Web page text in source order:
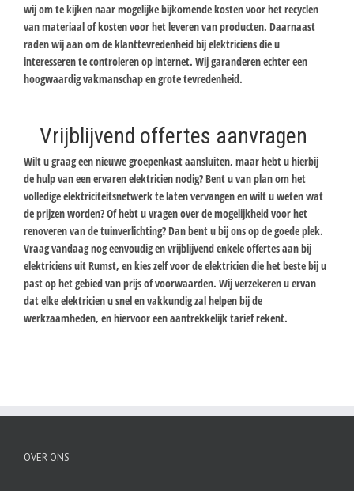
wij om te kijken naar mogelijke bijkomende kosten voor het recyclen
van materiaal of kosten voor het leveren van producten. Daarnaast
raden wij aan om de klanttevredenheid bij elektriciens die u
interesseren te controleren op internet. Wij garanderen echter een
hoogwaardig vakmanschap en grote tevredenheid.
Vrijblijvend offertes aanvragen
Wilt u graag een nieuwe groepenkast aansluiten, maar hebt u hierbij
de hulp van een ervaren elektricien nodig? Bent u van plan om het
volledige elektriciteitsnetwerk te laten vervangen en wilt u weten wat
de prijzen worden? Of hebt u vragen over de mogelijkheid voor het
renoveren van de tuinverlichting? Dan bent u bij ons op de goede plek.
Vraag vandaag nog eenvoudig en vrijblijvend enkele offertes aan bij
elektriciens uit Rumst, en kies zelf voor de elektricien die het beste bij u
past op het gebied van prijs of voorwaarden. Wij verzekeren u ervan
dat elke elektricien u snel en vakkundig zal helpen bij de
werkzaamheden, en hiervoor een aantrekkelijk tarief rekent.
OVER ONS